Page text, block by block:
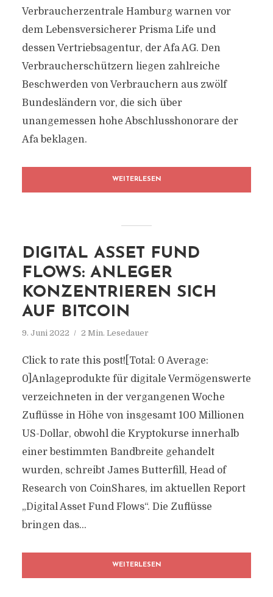
Verbraucherzentrale Hamburg warnen vor
dem Lebensversicherer Prisma Life und
dessen Vertriebsagentur, der Afa AG. Den
Verbraucherschützern liegen zahlreiche
Beschwerden von Verbrauchern aus zwölf
Bundesländern vor, die sich über
unangemessen hohe Abschlusshonorare der
Afa beklagen.
WEITERLESEN
DIGITAL ASSET FUND
FLOWS: ANLEGER
KONZENTRIEREN SICH
AUF BITCOIN
9. Juni 2022 2 Min. Lesedauer
Click to rate this post![Total: 0 Average:
0]Anlageprodukte für digitale Vermögenswerte
verzeichneten in der vergangenen Woche
Zuflüsse in Höhe von insgesamt 100 Millionen
US-Dollar, obwohl die Kryptokurse innerhalb
einer bestimmten Bandbreite gehandelt
wurden, schreibt James Butterfill, Head of
Research von CoinShares, im aktuellen Report
„Digital Asset Fund Flows“. Die Zuflüsse
bringen das...
WEITERLESEN